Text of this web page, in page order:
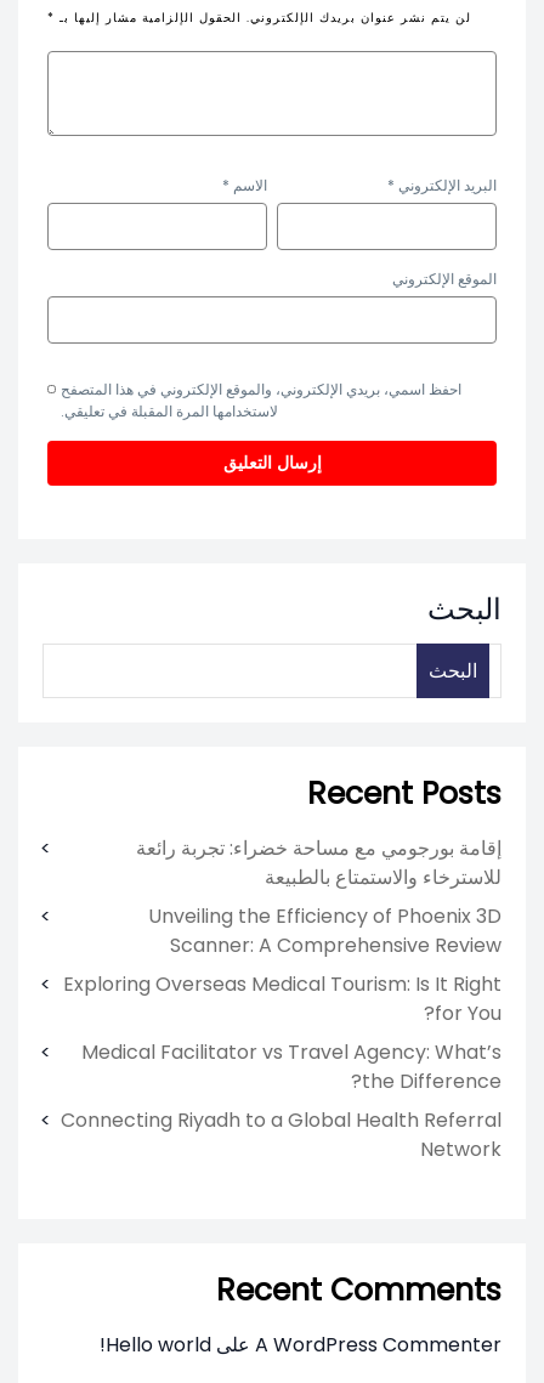
لن يتم نشر عنوان بريدك الإلكتروني. الحقول الإلزامية مشار إليها بـ *
الاسم * البريد الإلكتروني *
الموقع الإلكتروني
احفظ اسمي، بريدي الإلكتروني، والموقع الإلكتروني في هذا المتصفح
لاستخدامها المرة المقبلة في تعليقي.
البحث
البحث
Recent Posts
إقامة بورجومي مع مساحة خضراء: تجربة رائعة
للاسترخاء والاستمتاع بالطبيعة
Unveiling the Efficiency of Phoenix 3D
Scanner: A Comprehensive Review
Exploring Overseas Medical Tourism: Is It Right
for You?
Medical Facilitator vs Travel Agency: What’s
the Difference?
Connecting Riyadh to a Global Health Referral
Network
Recent Comments
A WordPress Commenter على Hello world!